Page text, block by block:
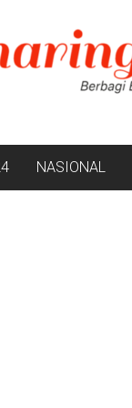
NASIONAL